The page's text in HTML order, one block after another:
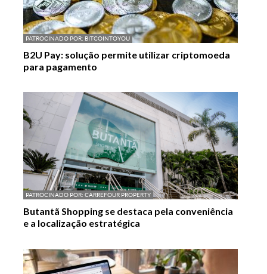
PATROCINADO POR: BITCOINTOYOU
B2U Pay: solução permite utilizar criptomoeda
para pagamento
PATROCINADO POR: CARREFOUR PROPERTY
Butantã Shopping se destaca pela conveniência
e a localização estratégica